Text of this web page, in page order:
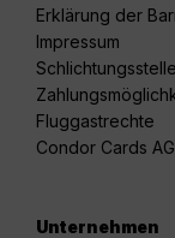
Erklärung der
Impressum
Schlichtungsstelle
Fluggastrechte
Condor Cards
Unternehmen